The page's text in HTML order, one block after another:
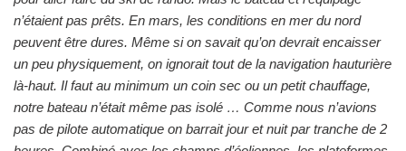
n’étaient pas prêts. En mars, les conditions en mer du nord
peuvent être dures. Même si on savait qu’on devrait encaisser
un peu physiquement, on ignorait tout de la navigation hauturière
là-haut. Il faut au minimum un coin sec ou un petit chauffage,
notre bateau n’était même pas isolé … Comme nous n’avions
pas de pilote automatique on barrait jour et nuit par tranche de 2